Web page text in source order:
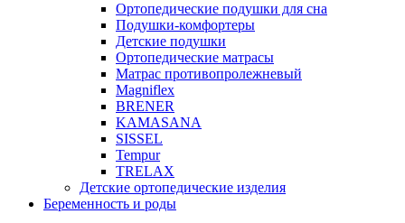
Ортопедические подушки для сна
Подушки-комфортеры
Детские подушки
Ортопедические матрасы
Матрас противопролежневый
Magniflex
BRENER
KAMASANA
SISSEL
Tempur
TRELAX
Детские ортопедические изделия
Беременность и роды